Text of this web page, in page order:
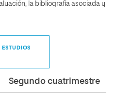
la bibliografía asociada y
ESTUDIOS
Segundo cuatrimestre